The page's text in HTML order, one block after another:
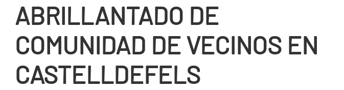
ABRILLANTADO DE
COMUNIDAD DE VECINOS EN
CASTELLDEFELS